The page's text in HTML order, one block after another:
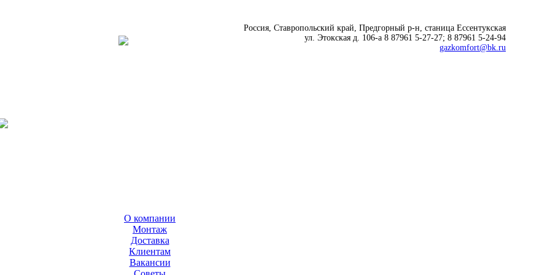
Россия, Ставропольский край, Предгорный р-н, cтаница Ессентукская
ул. Этокская д. 106-а 8 87961 5-27-27; 8 87961 5-24-94
gazkomfort@bk.ru
О компании
Монтаж
Доставка
Клиентам
Вакансии